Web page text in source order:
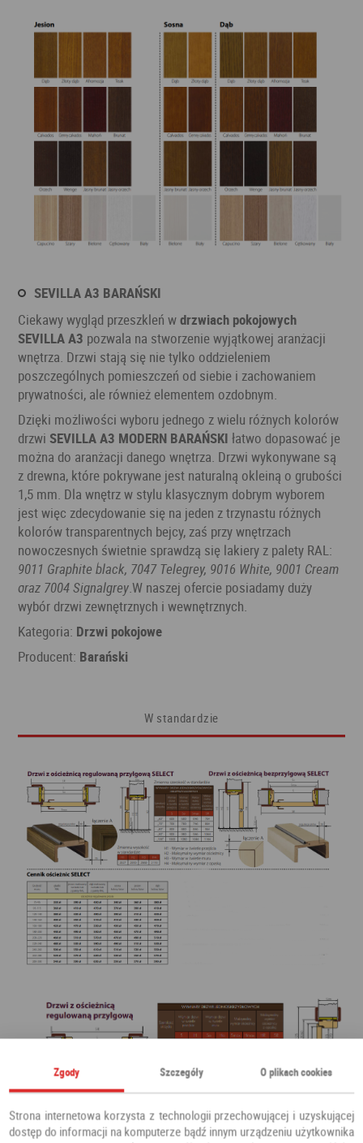
SEVILLA A3 BARAŃSKI
Ciekawy wygląd przeszkleń wdrzwiach pokojowych
SEVILLA A3 pozwala na stworzenie wyjątkowej aranżacji
wnętrza. Drzwi stają się nie tylko oddzieleniem
poszczególnych pomieszczeń od siebie i zachowaniem
prywatności, ale również elementem ozdobnym.
Dzięki możliwości wyboru jednego z wielu różnych kolorów
drzwiSEVILLA A3 MODERN BARAŃSKI łatwo dopasować je
można do aranżacji danego wnętrza. Drzwi wykonywane są
z drewna, które pokrywane jest naturalną okleiną o grubości
1,5 mm. Dla wnętrz w stylu klasycznym dobrym wyborem
jest więc zdecydowanie się na jeden z trzynastu różnych
kolorów transparentnych bejcy, zaś przy wnętrzach
nowoczesnych świetnie sprawdzą się lakiery z palety RAL:
9011 Graphite black, 7047 Telegrey, 9016 White, 9001 Cream
oraz 7004 Signalgrey.W naszej ofercie posiadamy duży
wybór drzwi zewnętrznych i wewnętrznych.
Kategoria: Drzwi pokojowe
Producent: Barański
W standardzie
Zgody Szczegóły O plikach cookies
Strona internetowa korzysta z technologii przechowującej i uzyskującej
dostęp do informacji na komputerze bądź innym urządzeniu użytkownika